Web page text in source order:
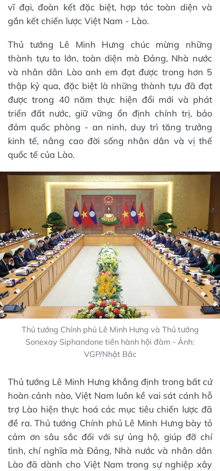
vĩ đại, đoàn kết đặc biệt, hợp tác toàn diện và
gắn kết chiến lược Việt Nam - Lào.
Thủ tướng Lê Minh Hưng chúc mừng những
thành tựu to lớn, toàn diện mà Đảng, Nhà nước
và nhân dân Lào anh em đạt được trong hơn 5
thập kỷ qua, đặc biệt là những thành tựu đã đạt
được trong 40 năm thực hiện đổi mới và phát
triển đất nước, giữ vững ổn định chính trị, bảo
đảm quốc phòng - an ninh, duy trì tăng trưởng
kinh tế, nâng cao đời sống nhân dân và vị thế
quốc tế của Lào.
Thủ tướng Chính phủ Lê Minh Hưng và Thủ tướng
Sonexay Siphandone tiến hành hội đàm - Ảnh:
VGP/Nhật Bắc
Thủ tướng Lê Minh Hưng khẳng định trong bất cứ
hoàn cảnh nào, Việt Nam luôn kề vai sát cánh hỗ
trợ Lào hiện thực hoá các mục tiêu chiến lược đã
đề ra. Thủ tướng Chính phủ Lê Minh Hưng bày tỏ
cảm ơn sâu sắc đối với sự ủng hộ, giúp đỡ chí
tình, chí nghĩa mà Đảng, Nhà nước và nhân dân
Lào đã dành cho Việt Nam trong sự nghiệp xây